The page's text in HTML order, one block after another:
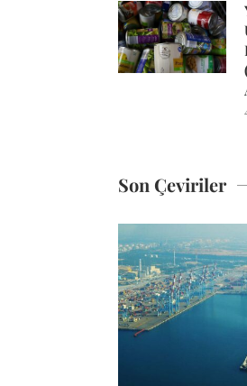
Son Çeviriler